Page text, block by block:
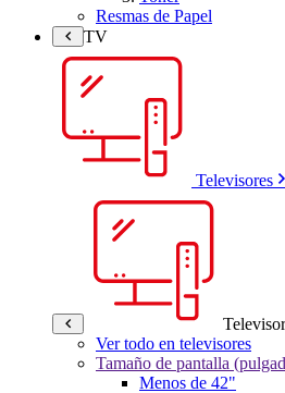
Resmas de Papel
TV
Televisores
Ver todo en televisores
Tamaño de pantalla
Menos de 42"